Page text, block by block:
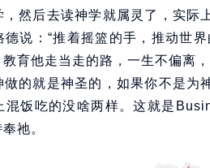
然后去读神学就属灵了，实际
说：“推着摇篮的手，推动世
育他走当走的路，一生不偏离
的就是神圣的，如果你不是为
混饭吃的没啥两样。这就是
祂。